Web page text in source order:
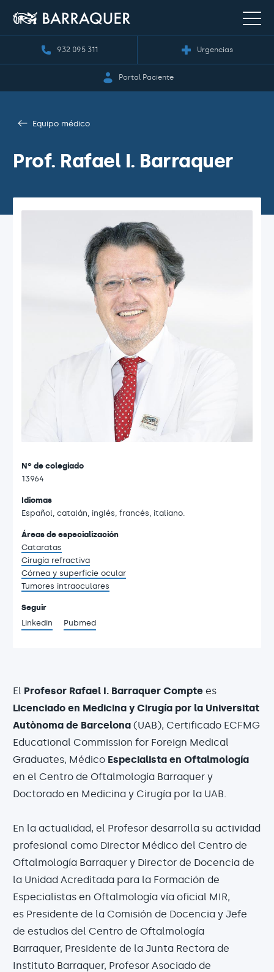
932 095 311 Urgencias
Portal Paciente
Equipo médico
Prof. Rafael I. Barraquer
Nº de colegiado
13964
Idiomas
Español, catalán, inglés, francés, italiano.
Áreas de especialización
Cataratas
Cirugía refractiva
Córnea y superficie ocular
Tumores intraoculares
Seguir
Linkedin
Pubmed
El Profesor Rafael I. Barraquer Compte es
Licenciado en Medicina y Cirugía por la Universitat
Autònoma de Barcelona (UAB), Certificado ECFMG
Educational Commission for Foreign Medical
Graduates, Médico Especialista en Oftalmología
en el Centro de Oftalmología Barraquer y
Doctorado en Medicina y Cirugía por la UAB.
En la actualidad, el Profesor desarrolla su actividad
profesional como Director Médico del Centro de
Oftalmología Barraquer y Director de Docencia de
la Unidad Acreditada para la Formación de
Especialistas en Oftalmología vía oficial MIR,
es Presidente de la Comisión de Docencia y Jefe
de estudios del Centro de Oftalmología
Barraquer, Presidente de la Junta Rectora de
Instituto Barraquer, Profesor Asociado de